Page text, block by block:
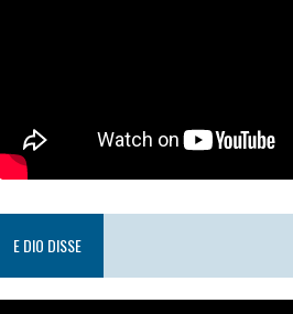
E DIO DISSE